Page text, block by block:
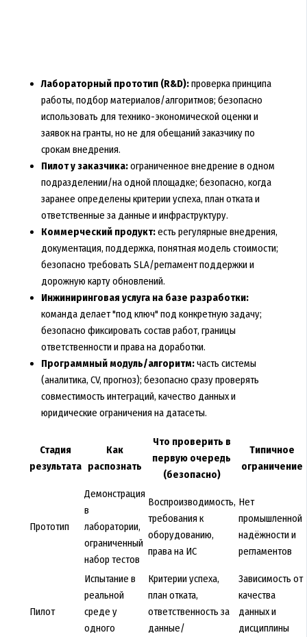
Лабораторный прототип (R&D):проверка принципа
работы, подбор материалов/алгоритмов; безопасно
использовать для технико-экономической оценки и
заявок на гранты, но не для обещаний заказчику по
срокам внедрения.
Пилот у заказчика:ограниченное внедрение в одном
подразделении/на одной площадке; безопасно, когда
заранее определены критерии успеха, план отката и
ответственные за данные и инфраструктуру.
Коммерческий продукт:есть регулярные внедрения,
документация, поддержка, понятная модель стоимости;
безопасно требовать SLA/регламент поддержки и
дорожную карту обновлений.
Инжиниринговая услуга на базе разработки:
команда делает "под ключ" под конкретную задачу;
безопасно фиксировать состав работ, границы
ответственности и права на доработки.
Программный модуль/алгоритм:часть системы
(аналитика, CV, прогноз); безопасно сразу проверять
совместимость интеграций, качество данных и
юридические ограничения на датасеты.
Стадия
результата
Как
распознать
Что проверить в
первую очередь
(безопасно)
Типичное
ограничение
Прототип
Демонстрация
в
лаборатории,
ограниченный
набор тестов
Воспроизводимость,
требования к
оборудованию,
права на ИС
Нет
промышленной
надёжности и
регламентов
Пилот
Испытание в
реальной
среде у
одного
Критерии успеха,
план отката,
ответственность за
данные/
Зависимость от
качества
данных и
дисциплины